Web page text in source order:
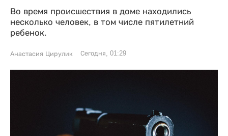
Во время происшествия в доме находились
несколько человек, в том числе пятилетний
ребенок.
Анастасия Цирулик Сегодня, 01:29